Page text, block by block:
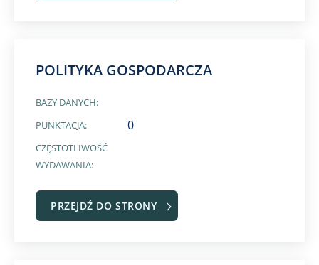
POLITYKA GOSPODARCZA
BAZY DANYCH:
PUNKTACJA:
0
CZĘSTOTLIWOŚĆ
WYDAWANIA:
PRZEJDŹ DO STRONY